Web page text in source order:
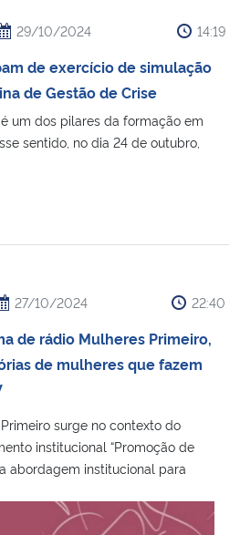
29/10/2024 14:19
de exercício de simulação
de Gestão de Crise
um dos pilares da formação em
sentido, no dia 24 de outubro,
27/10/2024 22:40
de rádio Mulheres Primeiro,
de mulheres que fazem
surge no contexto do
institucional “Promoção de
abordagem institucional para